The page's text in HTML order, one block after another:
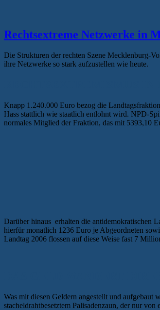
Rechtsextreme Netzwerke in
Die Strukturen der rechten Szene Mecklenburg-
ihre Netzwerke so stark aufzustellen wie heute.
Knapp 1.240.000 Euro bezog die
Hass stattlich wie staatlich entlohnt wird. NPD-
normales Mitglied der Fraktion, das mit 5393,10
Darüber hinaus erhalten die antidemokratischen
hierfür monatlich 1236 Euro je Abgeordneten
Landtag 2006 flossen auf diese Weise fast 7
Was mit diesen Geldern angestellt und
stacheldrahtbesetztem Palisadenzaun, der nur